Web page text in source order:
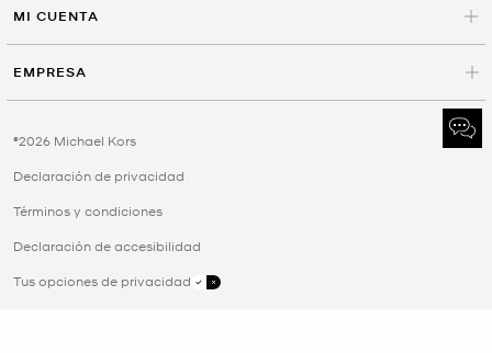
MI CUENTA
EMPRESA
©2026 Michael Kors
Declaración de privacidad
Términos y condiciones
Declaración de accesibilidad
Tus opciones de privacidad